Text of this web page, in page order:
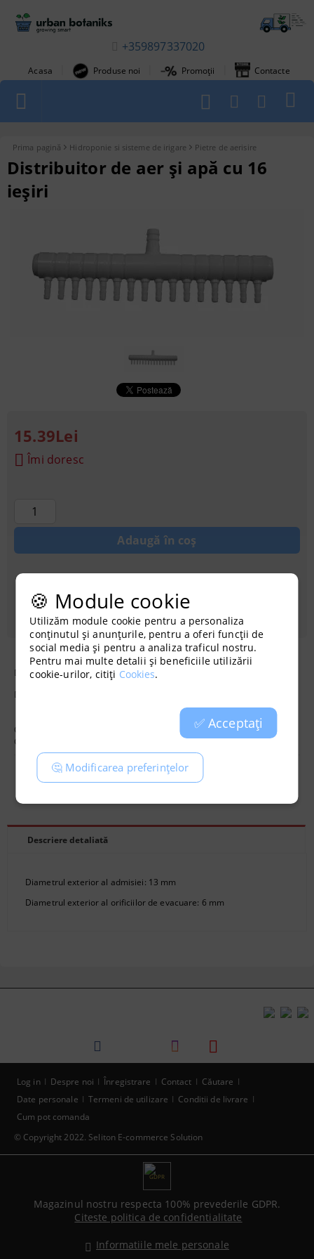
+359897337020
Acasa Produse noi Promoții Contacte
1
Prima pagină Hidroponie si sisteme de irigare Pietre de aerisire
Distribuitor de aer și apă cu 16
ieșiri
Diametrul exterior al admisiei: 13 mm
Diametrul exterior al orificiilor de evacuare: 6 mm
Cod:
Greutate:
Recomandă Evaluează
15.39Lei
Îmi doresc
Descriere detaliată
Diametrul exterior al admisiei: 13 mm
Diametrul exterior al orificiilor de evacuare: 6 mm
© Copyright 2022. Seliton E-commerce Solution
Log in Despre noi Înregistrare Contact
Căutare
Date personale
Termeni de utilizare
Conditii de livrare
Cum pot comanda
GDPR
Magazinul nostru respecta 100% prevederile GDPR.
Citeste politica de confidentialitate
Informatiile mele personale
🍪 Module cookie
Utilizăm module cookie pentru a personaliza
conținutul și anunțurile, pentru a oferi funcții de
social media și pentru a analiza traficul nostru.
Pentru mai multe detalii și beneficiile utilizării
cookie-urilor, citiți Cookies.
✅ Acceptați
🤔 Modificarea preferințelor